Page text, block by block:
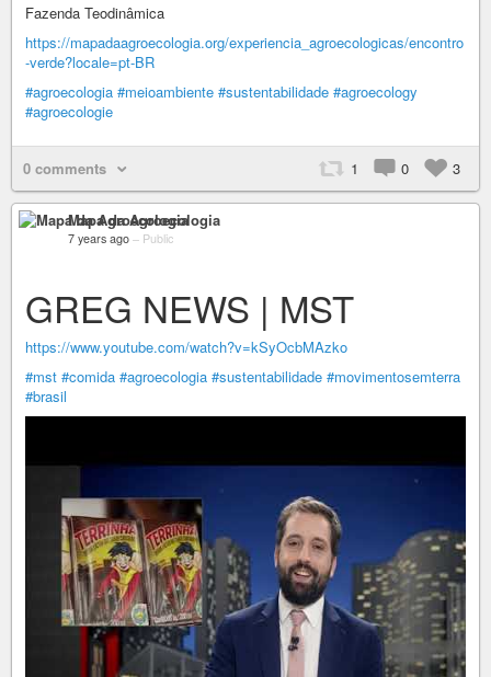
Fazenda Teodinâmica
https://mapadaagroecologia.org/experiencia_agroecologicas/encontro
-verde?locale=pt-BR
#agroecologia #meioambiente #sustentabilidade #agroecology
#agroecologie
0 comments 1 0 3
Mapa da Agroecologia
7 years ago – Public
GREG NEWS | MST
https://www.youtube.com/watch?v=kSyOcbMAzko
#mst #comida #agroecologia #sustentabilidade #movimentosemterra
#brasil